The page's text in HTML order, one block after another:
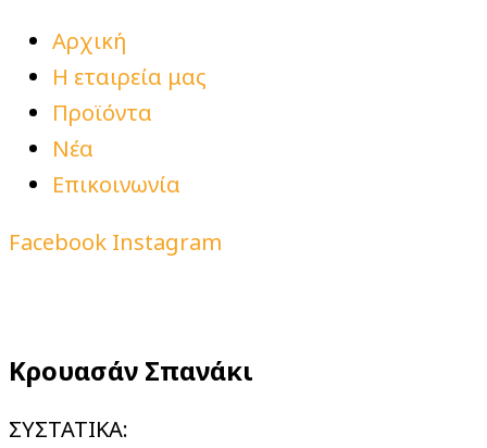
Αρχική
Η εταιρεία μας
Προϊόντα
Νέα
Επικοινωνία
Facebook Instagram
Κρουασάν Σπανάκι
ΣΥΣΤΑΤΙΚΑ: